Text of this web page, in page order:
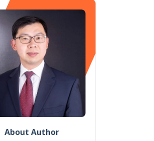
About Author